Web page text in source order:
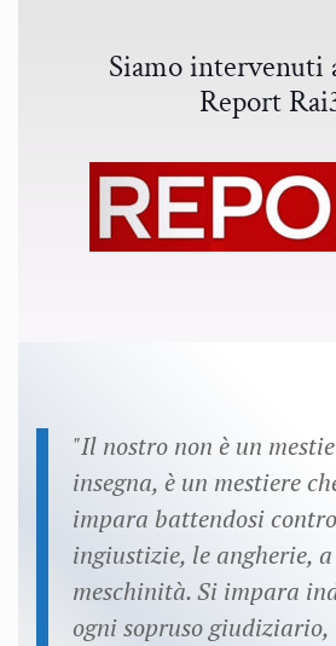
Siamo intervenuti
Report
"Il nostro non è un
insegna, è un mestiere
impara battendosi
ingiustizie, le angherie,
meschinità. Si impara
ogni sopruso giudiziario,